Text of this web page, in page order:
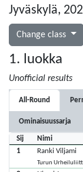
Jyväskylä,
Change class
1. luokka
Unofficial results
All-Round
Ominaisuussarja
Sij Nimi
1
Ranki Viljami
Turun